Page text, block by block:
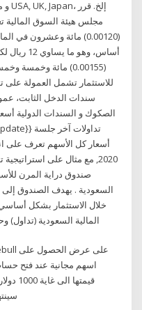
مجلس هيئة السوق المالية
أساس،
(0.00155) مائة
للاستثمار تشمل العمولة على
سندات الدخل الثابت،
أسعار كل الأسهم تعرف على
2020, مع مثال على
السعودية . يهدف الصندوق
خلال الاستثمار بشكل
المالية السعودية (تداول)
اسهم مجانية عند فتح
سينتهي